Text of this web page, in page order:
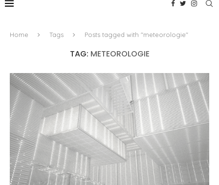
Home Tags Posts tagged with "meteorologie"
TAG: METEOROLOGIE